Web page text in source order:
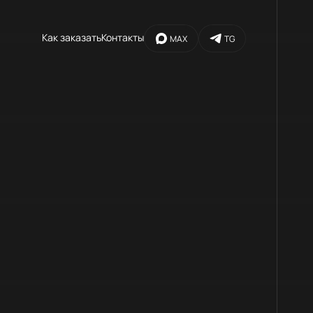
Как заказатьКонтакты MAX TG